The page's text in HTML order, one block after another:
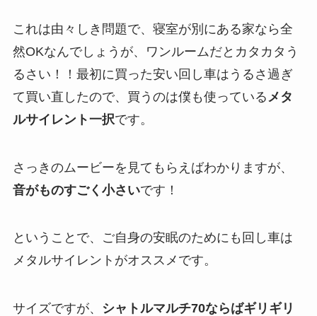
これは由々しき問題で、寝室が別にある家なら全
然OKなんでしょうが、ワンルームだとカタカタう
るさい！！最初に買った安い回し車はうるさ過ぎ
て買い直したので、 買うのは僕も使っている メタ
ルサイレント一択です。
さっきのムービーを見てもらえばわかりますが、
音がものすごく小さいです！
ということで、ご自身の安眠のためにも回し車は
メタルサイレントがオススメです。
サイズですが、
シャトルマルチ70ならばギリギリ